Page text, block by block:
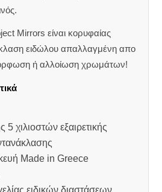
Mirrors είναι κορυφαίας
ειδώλου απαλλαγμένη απο
ή αλλοίωση χρωμάτων!
5 χιλιοστών εξαιρετικής
Made in Greece
ειδικών διαστάσεων